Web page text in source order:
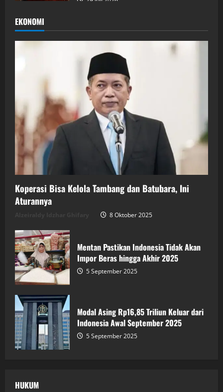
EKONOMI
Koperasi Bisa Kelola Tambang dan Batubara, Ini
Aturannya
8 Oktober 2025
Mentan Pastikan Indonesia Tidak Akan
Impor Beras hingga Akhir 2025
5 September 2025
Modal Asing Rp16,85 Triliun Keluar dari
Indonesia Awal September 2025
5 September 2025
HUKUM